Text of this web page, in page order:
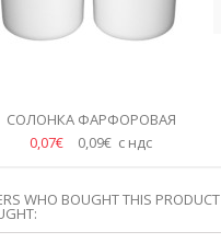
СОЛОНКА ФАРФОРОВАЯ
0,07€
0,09€ с ндс
WHO BOUGHT THIS PRODUCT